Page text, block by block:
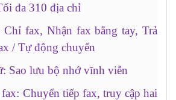
đa 310 địa chỉ
Chỉ fax, Nhận fax bằng tay, Trả
/ Tự động chuyển
Sao lưu bộ nhớ vĩnh viễn
Chuyển tiếp fax, truy cập hai